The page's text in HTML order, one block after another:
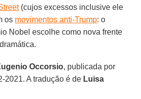
(cujos excessos inclusive ele
os movimentos anti-Trump: o
Nobel escolhe como nova frente
Occorsio, publicada por
2021. A tradução é de Luisa